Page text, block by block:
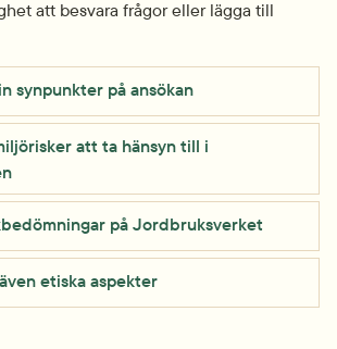
att besvara frågor eller lägga till
synpunkter på ansökan
att ta hänsyn till i
på Jordbruksverket
etiska aspekter